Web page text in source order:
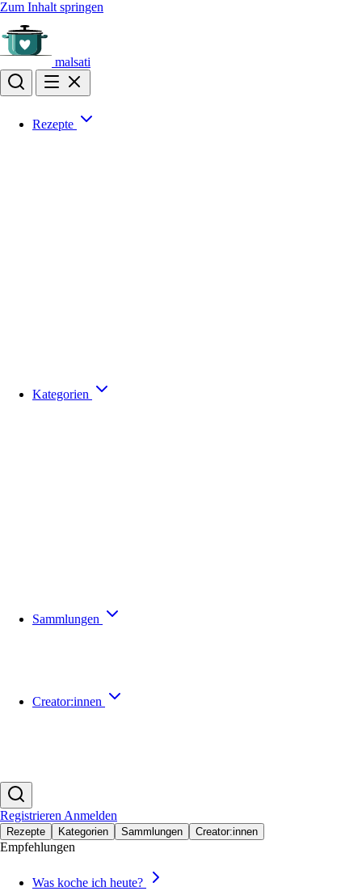
Zum Inhalt springen
malsati
Rezepte
Kategorien
Sammlungen
Creator:innen
Registrieren Anmelden
Rezepte Kategorien Sammlungen Creator:innen
Empfehlungen
Was koche ich heute?